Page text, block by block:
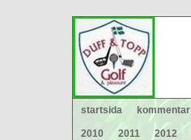
startsida kommentar
2010 2011 2012